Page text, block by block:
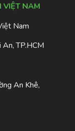
VIỆT NAM
Nam
TP.HCM
An Khê,